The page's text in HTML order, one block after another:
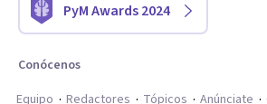
PyM Awards 2024
Conócenos
Equipo
Redactores Tópicos Anúnciate